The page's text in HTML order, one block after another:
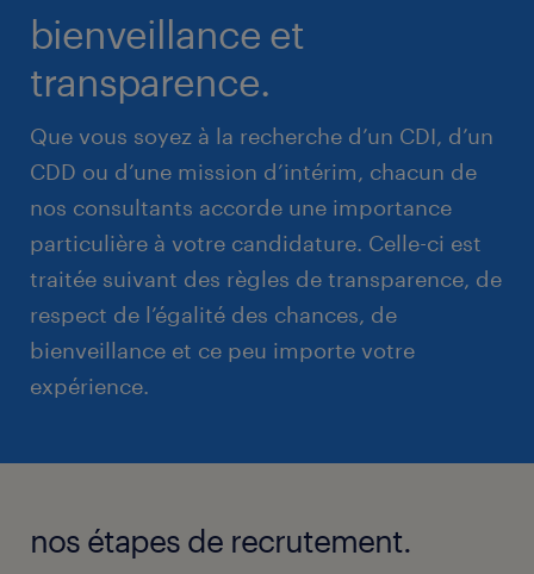
bienveillance et
transparence.
Que vous soyez à la recherche d’un CDI, d’un
CDD ou d’une mission d’intérim, chacun de
nos consultants accorde une importance
particulière à votre candidature. Celle-ci est
traitée suivant des règles de transparence, de
respect de l’égalité des chances, de
bienveillance et ce peu importe votre
expérience.
nos étapes de recrutement.